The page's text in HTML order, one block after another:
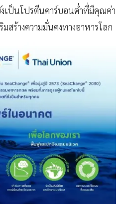
งเป็นโปรตีนคาร์บอนต่ำที่มีคุณค่า
สร้างความมั่นคงทางอาหารโลก